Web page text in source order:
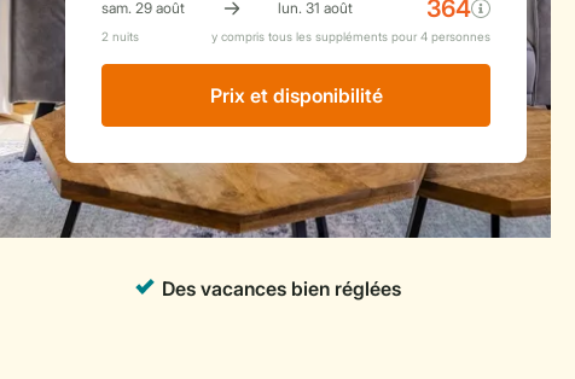
Prix ​​et disponibilité